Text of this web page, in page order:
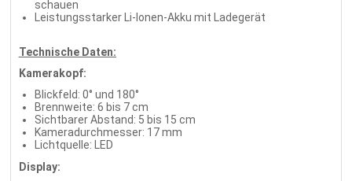
schauen
Leistungsstarker Li-Ionen-Akku mit Ladegerät
Technische Daten:
Kamerakopf:
Blickfeld: 0° und 180°
Brennweite: 6 bis 7 cm
Sichtbarer Abstand: 5 bis 15 cm
Kameradurchmesser: 17 mm
Lichtquelle: LED
Display: